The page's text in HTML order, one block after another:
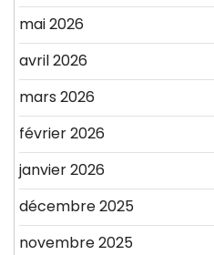
mai 2026
avril 2026
mars 2026
février 2026
janvier 2026
décembre 2025
novembre 2025